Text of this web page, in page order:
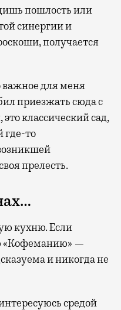
пошлость или
синергии и
получается
для меня
приезжать сюда с
классический сад,
где-то
прелесть.
кухню. Если
«Кофеманию» —
и никогда не
средой